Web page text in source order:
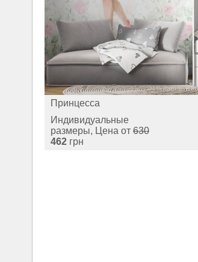
Принцесса
Индивидуальные
размеры, Цена от 630
462 грн